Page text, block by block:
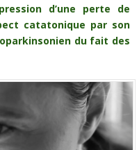
d’une perte de
catatonique par son
du fait des